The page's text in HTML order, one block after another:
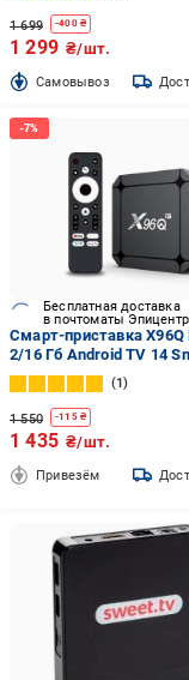
1 699 -400₴
1 299 ₴/шт.
Cамовывоз
Бесплатная доставка
в почтоматы Эпицентр
Смарт-приставка X96Q
2/16 Гб Android TV 14
(590-16)
1
1 550 -115₴
1 435 ₴/шт.
Привезём